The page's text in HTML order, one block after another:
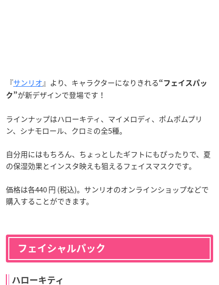
『サンリオ』より、キャラクターになりきれる “フェイスパッ
ク”が新デザインで登場です！
ラインナップはハローキティ、マイメロディ、ポムポムプリ
ン、シナモロール、クロミの全5種。
自分用にはもちろん、ちょっとしたギフトにもぴったりで、夏
の保湿効果とインスタ映えも狙えるフェイスマスクです。
価格は各440 円 (税込)。サンリオのオンラインショップなどで
購入することができます。
フェイシャルパック
ハローキティ